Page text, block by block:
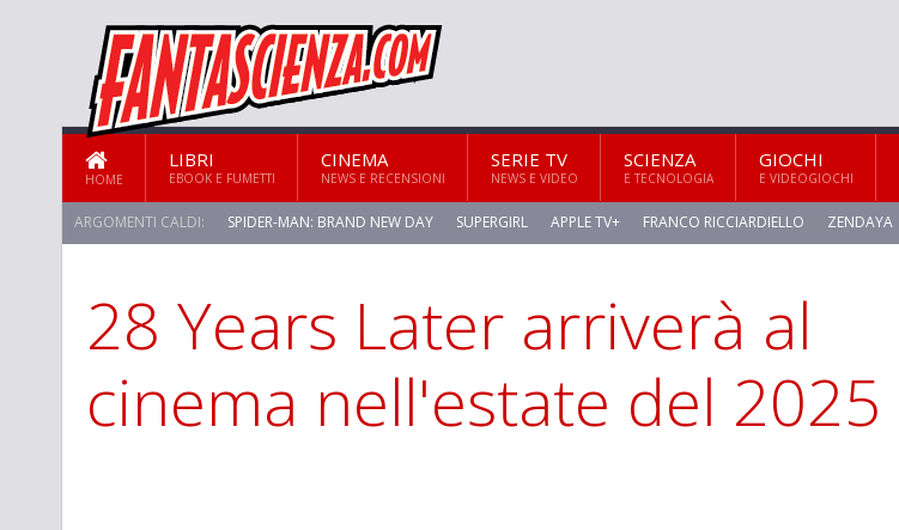
HOME
LIBRI
EBOOK E FUMETTI
CINEMA
NEWS E RECENSIONI
SERIE TV
NEWS E VIDEO
SCIENZA
E TECNOLOGIA
GIOCHI
E VIDEOGIOCHI
ARGOMENTI CALDI: SPIDER-MAN: BRAND NEW DAY SUPERGIRL APPLE TV+ FRANCO RICCIARDIELLO ZENDAYA
STAR TREK: STRANGE NEW WORLDS
28 Years Later arriverà al
cinema nell'estate del 2025